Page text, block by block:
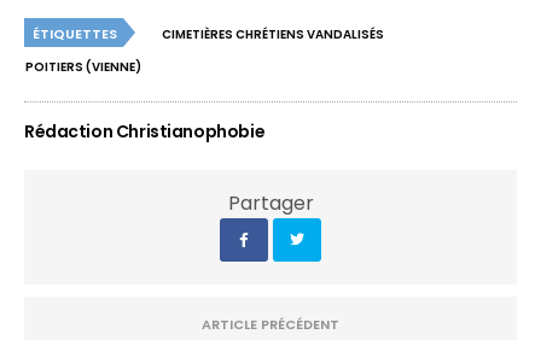
ÉTIQUETTES
CIMETIÈRES CHRÉTIENS VANDALISÉS
POITIERS (VIENNE)
Rédaction Christianophobie
Partager
ARTICLE PRÉCÉDENT